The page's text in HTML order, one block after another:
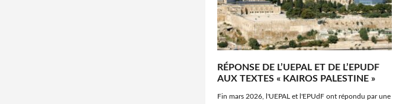
RÉPONSE DE L’UEPAL ET DE L’EPUDF
AUX TEXTES « KAIROS PALESTINE »
Fin mars 2026, l'UEPAL et l'EPUdF ont répondu par une